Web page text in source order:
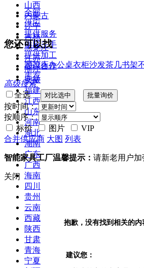
山西
内蒙古
辽宁
吉林
黑龙江
江苏
浙江
安徽
福建
江西
山东
河南
湖北
湖南
广东
广西
海南
四川
贵州
云南
西藏
陕西
甘肃
青海
宁夏
全部
供应
提供服务
供应二手
提供加工
提供合作
库存
您还可以找
2022床办公桌衣柜沙发茶几书架
高级搜索
全选
按时间：
按顺序：
标价
图片
VIP
合并供应商 大图 列表
智能家具工厂温馨提示： 请新老用户加
关闭
抱歉，没有找到相关的内
建议您：